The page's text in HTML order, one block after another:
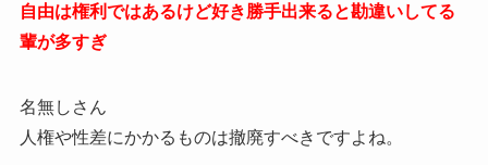
自由は権利ではあるけど好き勝手出来ると勘違いしてる
輩が多すぎ
名無しさん
人権や性差にかかるものは撤廃すべきですよね。